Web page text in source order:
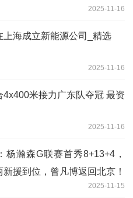
2025-11-16
上海成立新能源公司_精选
2025-11-16
4x400米接力广东队夺冠 最资
2025-11-16
杨瀚森G联赛首秀8+13+4，
新援到位，曾凡博返回北京！
2025-11-15